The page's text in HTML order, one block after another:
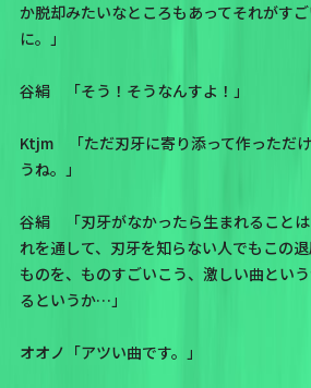
か脱却みたいなところもあってそれがす
に。」
谷絹 「そう！そうなんすよ！」
Ktjm 「ただ刃牙に寄り添って作っただ
うね。」
谷絹 「刃牙がなかったら生まれること
れを通して、刃牙を知らない人でもこの
ものを、ものすごいこう、激しい曲とい
るというか…」
オオノ「アツい曲です。」